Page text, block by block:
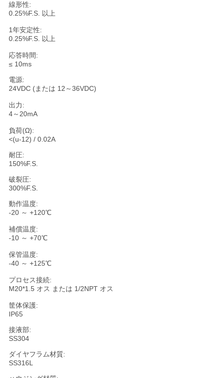
ュ
ー
ス
引
用
を
要
求
し
な
さ
い
地
図
プ
ラ
イ
線形性:
0.25%F.S. 以上
1年安定性:
0.25%F.S. 以上
応答時間:
≤ 10ms
電源:
24VDC (または 12～36VDC)
出力:
4～20mA
負荷(Ω):
<(u-12) / 0.02A
耐圧:
150%F.S.
破裂圧:
300%F.S.
動作温度:
-20 ～ +120℃
補償温度:
-10 ～ +70℃
保管温度:
-40 ～ +125℃
プロセス接続:
M20*1.5 オス または 1/2NPT オス
筐体保護:
IP65
接液部:
SS304
ダイヤフラム材質:
SS316L